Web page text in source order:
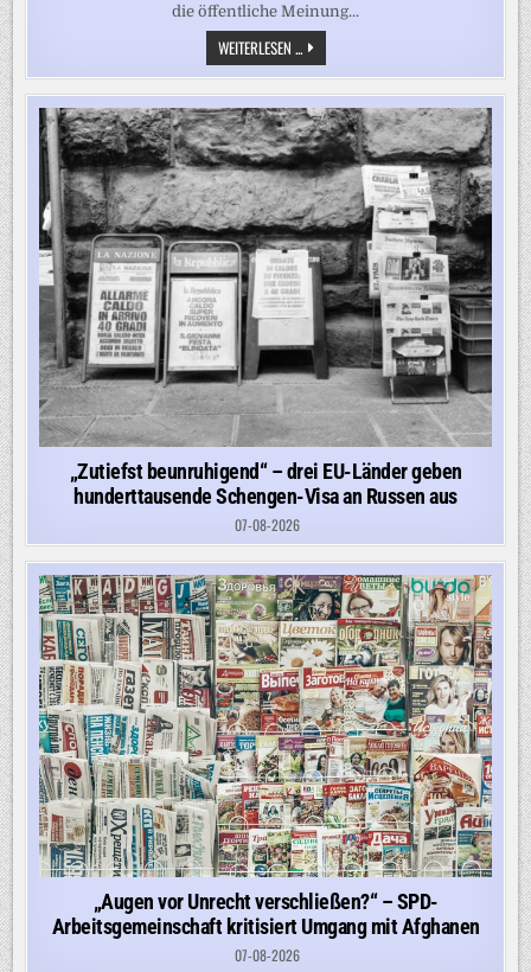
die öffentliche Meinung...
WEITERLESEN ... DEUTSCHLAND
„IM
FADENKREUZ“
–
STRACK-
ZIMMERMANN
VERMUTET
RUSSLAND
HINTER
SPRENGSTOFF-
DROHNE
„Zutiefst beunruhigend“ – drei EU-Länder geben
hunderttausende Schengen-Visa an Russen aus
07-08-2026
„Augen vor Unrecht verschließen?“ – SPD-
Arbeitsgemeinschaft kritisiert Umgang mit Afghanen
07-08-2026